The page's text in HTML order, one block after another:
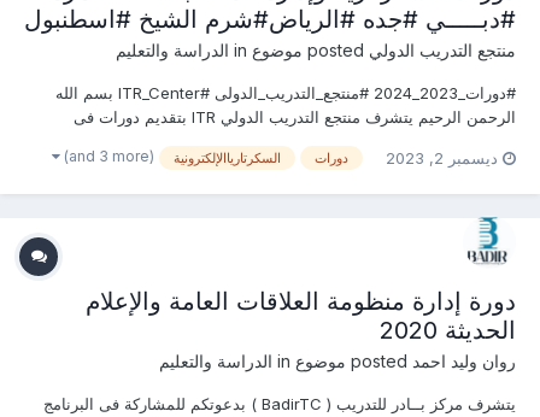
#دبـــــي #جده #الرياض#شرم الشيخ #اسطنبول
منتجع التدريب الدولي الدراسة والتعليم
#دورات_2023_2024 #منتجع_التدريب_الدولى #ITR_Center بسم الله
الرحمن الرحيم يتشرف منتجع التدريب الدولي ITR بتقديم دورات فى
يمكنكم التسجيل او الاستفسارعلى الدورة الان ............................
ديسمبر 2, 2023 دورات السكرتارياالإلكترونية (and 3 more)
دورة إدارة منظومة العلاقات العامة والإعلام
الحديثة 2020
روان وليد احمد الدراسة والتعليم
يتشرف مركز بــادر للتدريب ( BadirTC ) بدعوتكم للمشاركة فى البرنامج